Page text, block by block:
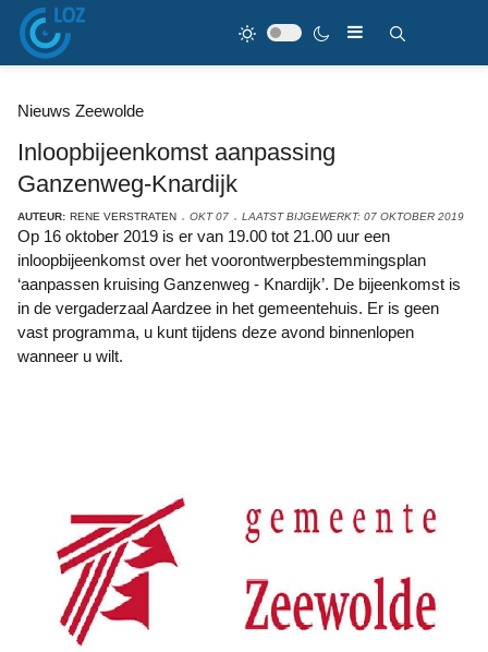
Nieuws Zeewolde
Inloopbijeenkomst aanpassing
Ganzenweg-Knardijk
AUTEUR: RENE VERSTRATEN OKT 07 LAATST BIJGEWERKT: 07 OKTOBER 2019
Op 16 oktober 2019 is er van 19.00 tot 21.00 uur een
inloopbijeenkomst over het voorontwerpbestemmingsplan
‘aanpassen kruising Ganzenweg - Knardijk’. De bijeenkomst is
in de vergaderzaal Aardzee in het gemeentehuis. Er is geen
vast programma, u kunt tijdens deze avond binnenlopen
wanneer u wilt.